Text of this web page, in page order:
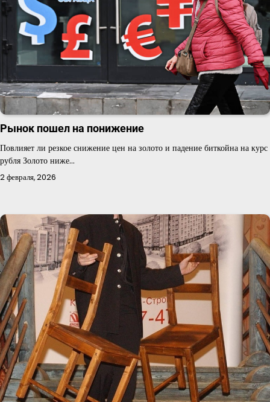
Рынок пошел на понижение
Повлияет ли резкое снижение цен на золото и падение биткойна на курс
рубля Золото ниже…
2 февраля, 2026